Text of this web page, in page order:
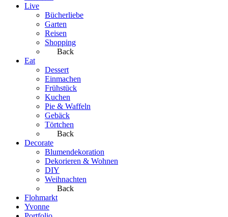
Live
Bücherliebe
Garten
Reisen
Shopping
Back
Eat
Dessert
Einmachen
Frühstück
Kuchen
Pie & Waffeln
Gebäck
Törtchen
Back
Decorate
Blumendekoration
Dekorieren & Wohnen
DIY
Weihnachten
Back
Flohmarkt
Yvonne